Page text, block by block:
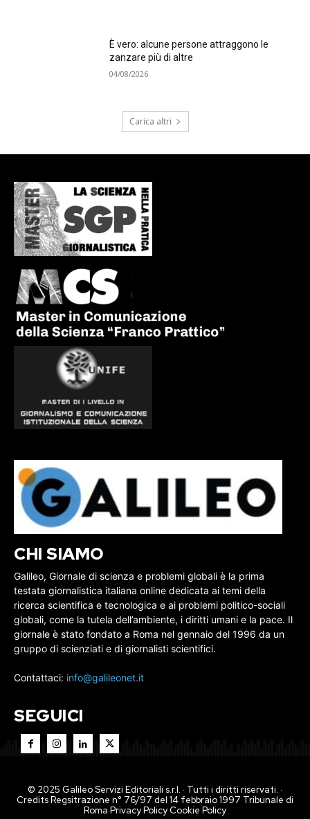
È vero: alcune persone attraggono le
zanzare più di altre
04/08/2026
Carica altri
CHI SIAMO
Galileo, Giornale di scienza e problemi globali è la prima
testata giornalistica italiana online dedicata ai temi della
ricerca scientifica e tecnologica e ai problemi politico-sociali
globali, come la tutela dell’ambiente, i diritti umani e la pace. Il
giornale è stato fondato a Roma nel gennaio del 1996 da un
gruppo di scienziati e di giornalisti scientifici.
Contattaci: info@galileonet.it
SEGUICI
© 2025 Galileo Servizi Editoriali s.r.l. · Tutti i diritti riservati. ·
Credits Regsitrazione n° 76/97 del 14 febbraio 1997 Tribunale di
Roma Privacy PolicyCookie Policy